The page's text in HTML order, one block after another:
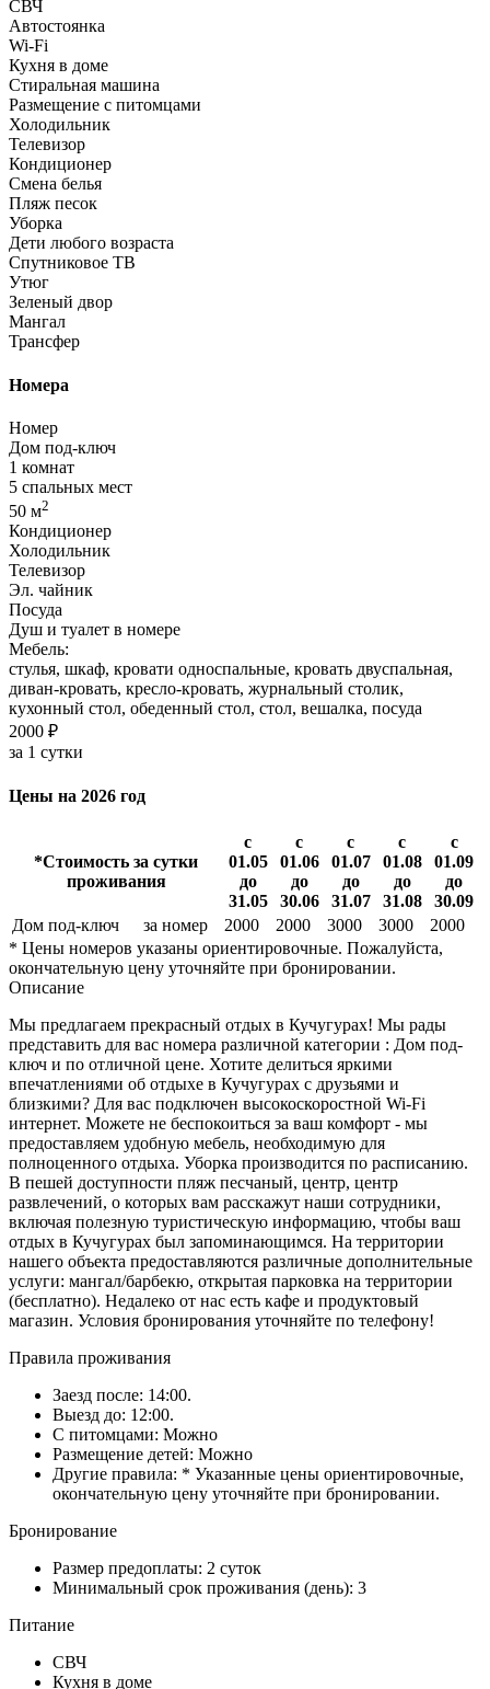
СВЧ
Автостоянка
Wi-Fi
Кухня в доме
Стиральная машина
Размещение с питомцами
Холодильник
Телевизор
Кондиционер
Смена белья
Пляж песок
Уборка
Дети любого возраста
Спутниковое ТВ
Утюг
Зеленый двор
Мангал
Трансфер
Номера
Номер
Дом под-ключ
1 комнат
5 спальных мест
50 м2
Кондиционер
Холодильник
Телевизор
Эл. чайник
Посуда
Душ и туалет в номере
Мебель:
стулья, шкаф, кровати односпальные, кровать двуспальная,
диван-кровать, кресло-кровать, журнальный столик,
кухонный стол, обеденный стол, стол, вешалка, посуда
2000 ₽
за 1 сутки
Цены на 2026 год
*Стоимость за сутки
проживания
с
01.05
до
31.05
с
01.06
до
30.06
с
01.07
до
31.07
с
01.08
до
31.08
с
01.09
до
30.09
Дом под-ключ
за номер 2000 2000 3000 3000
2000
* Цены номеров указаны ориентировочные. Пожалуйста,
окончательную цену уточняйте при бронировании.
Описание
Мы предлагаем прекрасный отдых в Кучугурах! Мы рады
представить для вас номера различной категории : Дом под-
ключ и по отличной цене. Хотите делиться яркими
впечатлениями об отдыхе в Кучугурах с друзьями и
близкими? Для вас подключен высокоскоростной Wi-Fi
интернет. Можете не беспокоиться за ваш комфорт - мы
предоставляем удобную мебель, необходимую для
полноценного отдыха. Уборка производится по расписанию.
В пешей доступности пляж песчаный, центр, центр
развлечений, о которых вам расскажут наши сотрудники,
включая полезную туристическую информацию, чтобы ваш
отдых в Кучугурах был запоминающимся. На территории
нашего объекта предоставляются различные дополнительные
услуги: мангал/барбекю, открытая парковка на территории
(бесплатно). Недалеко от нас есть кафе и продуктовый
магазин. Условия бронирования уточняйте по телефону!
Правила проживания
Заезд после: 14:00.
Выезд до: 12:00.
С питомцами: Можно
Размещение детей: Можно
Другие правила: * Указанные цены ориентировочные,
окончательную цену уточняйте при бронировании.
Бронирование
Размер предоплаты: 2 суток
Минимальный срок проживания (день): 3
Питание
СВЧ
Кухня в доме